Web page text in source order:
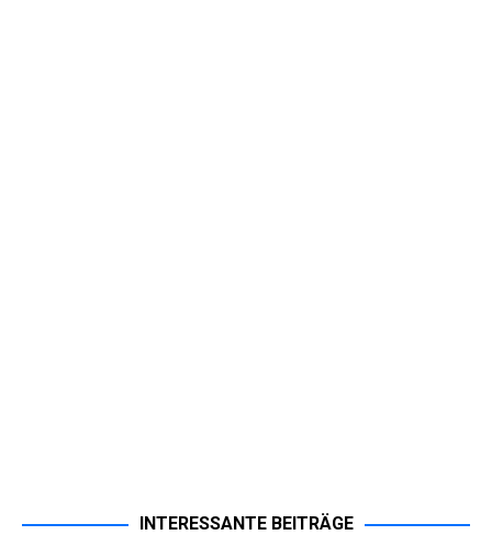
INTERESSANTE BEITRÄGE